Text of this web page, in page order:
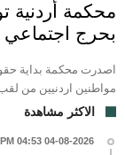
محكمة أردنية
بحرج اجتماعي
اصدرت محكمة بداية
مواطنين اردنيين من
الاكثر مشاهدة
04-08-2026 04:53 PM